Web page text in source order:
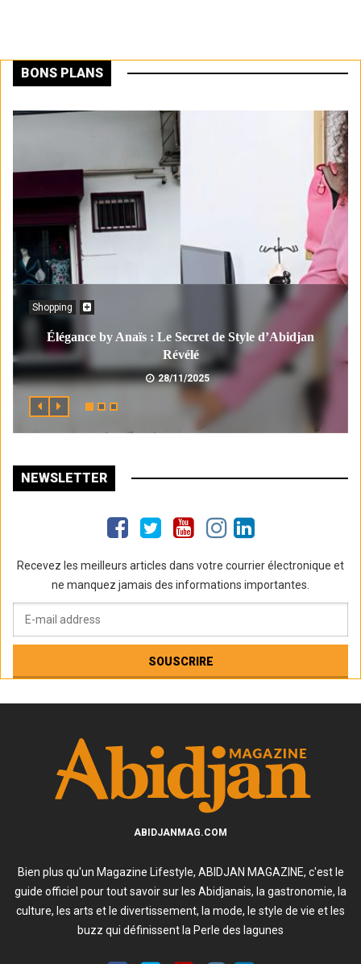
BONS PLANS
Shopping
Élégance by Anaïs : Le Secret de Style d’Abidjan
Révélé
28/11/2025
NEWSLETTER
Recevez les meilleurs articles dans votre courrier électronique et
ne manquez jamais des informations importantes.
ABIDJANMAG.COM
Bien plus qu'un Magazine Lifestyle, ABIDJAN MAGAZINE, c'est le
guide officiel pour tout savoir sur les Abidjanais, la gastronomie, la
culture, les arts et le divertissement, la mode, le style de vie et les
buzz qui définissent la Perle des lagunes